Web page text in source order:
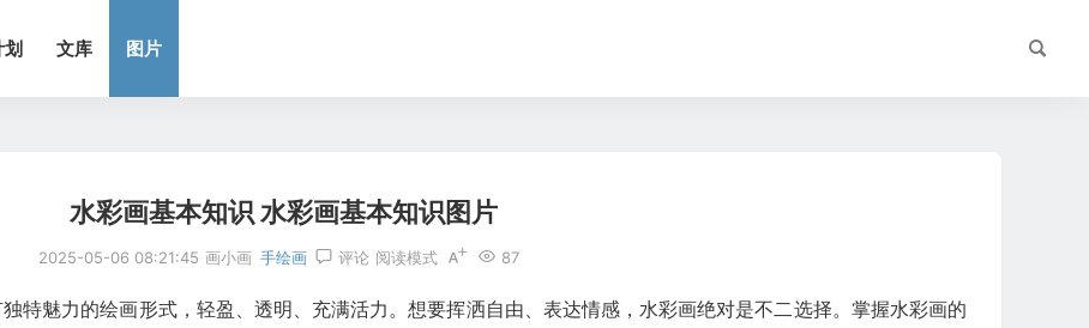
划 文库 图片
水彩画基本知识 水彩画基本知识图片
2025-05-06 08:21:45 画小画 手绘画 评论 87
阅读模式
特魅力的绘画形式，轻盈、透明、充满活力。想要挥洒自由、表达情感，水彩画绝对是不二选择。掌握水彩画的